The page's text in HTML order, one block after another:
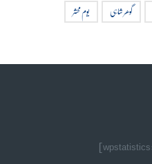
گوھر شاہی یوم محشر